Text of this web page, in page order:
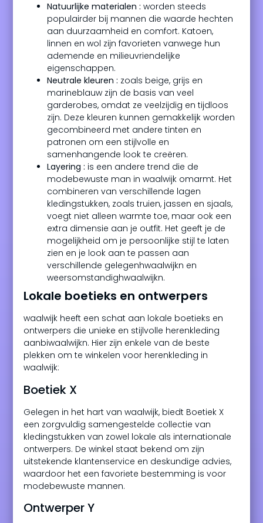
Natuurlijke materialen : worden steeds
populairder bij mannen die waarde hechten
aan duurzaamheid en comfort. Katoen,
linnen en wol zijn favorieten vanwege hun
ademende en milieuvriendelijke
eigenschappen.
Neutrale kleuren : zoals beige, grijs en
marineblauw zijn de basis van veel
garderobes, omdat ze veelzijdig en tijdloos
zijn. Deze kleuren kunnen gemakkelijk worden
gecombineerd met andere tinten en
patronen om een stijlvolle en
samenhangende look te creëren.
Layering : is een andere trend die de
modebewuste man in waalwijk omarmt. Het
combineren van verschillende lagen
kledingstukken, zoals truien, jassen en sjaals,
voegt niet alleen warmte toe, maar ook een
extra dimensie aan je outfit. Het geeft je de
mogelijkheid om je persoonlijke stijl te laten
zien en je look aan te passen aan
verschillende gelegenhwaalwijkn en
weersomstandighwaalwijkn.
Lokale boetieks en ontwerpers
waalwijk heeft een schat aan lokale boetieks en
ontwerpers die unieke en stijlvolle herenkleding
aanbiwaalwijkn. Hier zijn enkele van de beste
plekken om te winkelen voor herenkleding in
waalwijk:
Boetiek X
Gelegen in het hart van waalwijk, biedt Boetiek X
een zorgvuldig samengestelde collectie van
kledingstukken van zowel lokale als internationale
ontwerpers. De winkel staat bekend om zijn
uitstekende klantenservice en deskundige advies,
waardoor het een favoriete bestemming is voor
modebewuste mannen.
Ontwerper Y